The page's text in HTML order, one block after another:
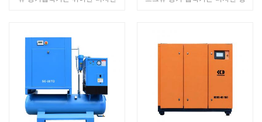
승한 제품입니다. 충분한 소재와
강력한 파워로 곳곳에서 퀄리티와
섬세함을 보여주며, 컬러, 디자인,
소재 등 디테일 하나하나까지 완
벽하게 표현해줍니다. 동일한 동
력 기계와 비교하여 볼륨이 40%
최적화되었으며 이는 공기 역학과
재료 공학의 첨단 기술 조합입니
으로 맛을 새롭게 하고 고품질 기
술로 독창성을 계승합니다. 소재
는 힘이 넘치며 곳곳에서 품질과
이 컬러, 디자인, 소재를 완벽하게
표현합니다.